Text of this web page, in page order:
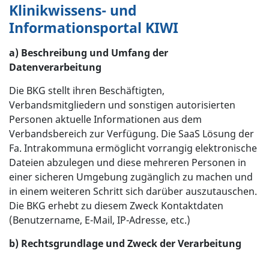
Klinikwissens- und
Informationsportal KIWI
a) Beschreibung und Umfang der
Datenverarbeitung
Die BKG stellt ihren Beschäftigten,
Verbandsmitgliedern und sonstigen autorisierten
Personen aktuelle Informationen aus dem
Verbandsbereich zur Verfügung. Die SaaS Lösung der
Fa. Intrakommuna ermöglicht vorrangig elektronische
Dateien abzulegen und diese mehreren Personen in
einer sicheren Umgebung zugänglich zu machen und
in einem weiteren Schritt sich darüber auszutauschen.
Die BKG erhebt zu diesem Zweck Kontaktdaten
(Benutzername, E-Mail, IP-Adresse, etc.)
b) Rechtsgrundlage und Zweck der Verarbeitung